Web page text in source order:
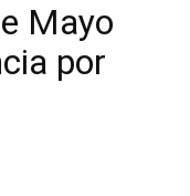
Mayo
por